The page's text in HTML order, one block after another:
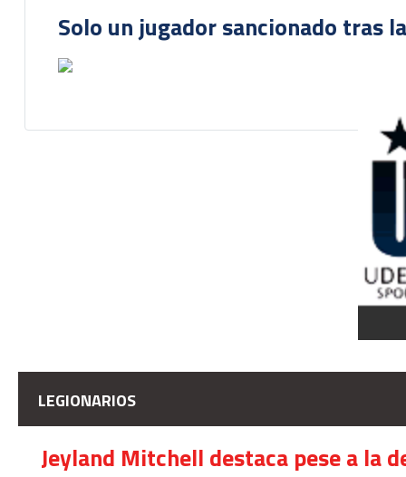
Solo un jugador sancionado tras
LEGIONARIOS
Jeyland Mitchell destaca pese a la